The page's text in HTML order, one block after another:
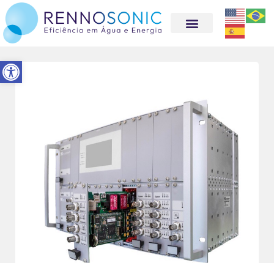
Abrir a barra de ferramentas